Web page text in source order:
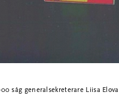
såg generalsekreterare Liisa